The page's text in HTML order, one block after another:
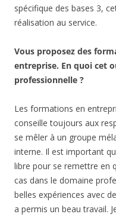
spécifique des bases 3,
réalisation au service.
Vous proposez des
entreprise. En quoi cet
professionnelle ?
Les formations en
conseille toujours aux
se mêler à un groupe
interne. Il est important
libre pour se remettre en
cas dans le domaine
belles expériences avec
a permis un beau travail.